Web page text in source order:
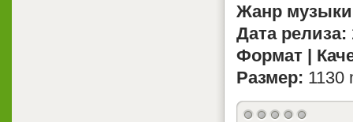
Жанр
Дата релиза:
Формат |
Размер: 1130